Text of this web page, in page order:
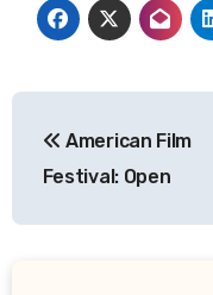
wpisu
American Film
Festival: Open